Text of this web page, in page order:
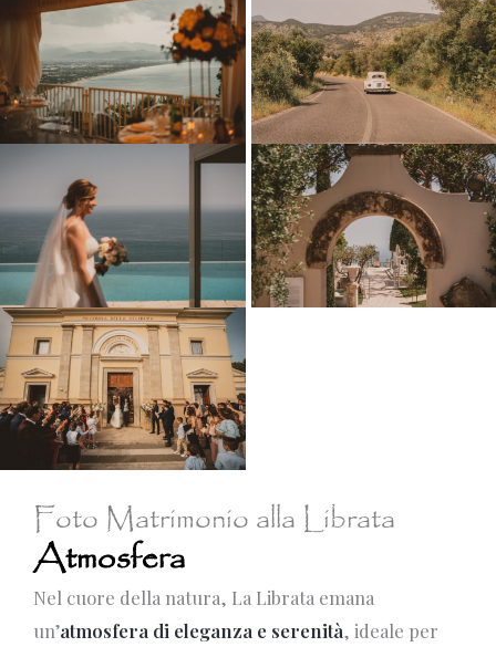
Foto Matrimonio alla Librata
Atmosfera
Nel cuore della natura, La Librata emana
un’atmosfera di eleganza e serenità, ideale per